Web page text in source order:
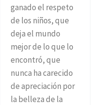
ganado el respeto
de los niños, que
deja el mundo
mejor de lo que lo
encontró, que
nunca ha carecido
de apreciación por
la belleza de la